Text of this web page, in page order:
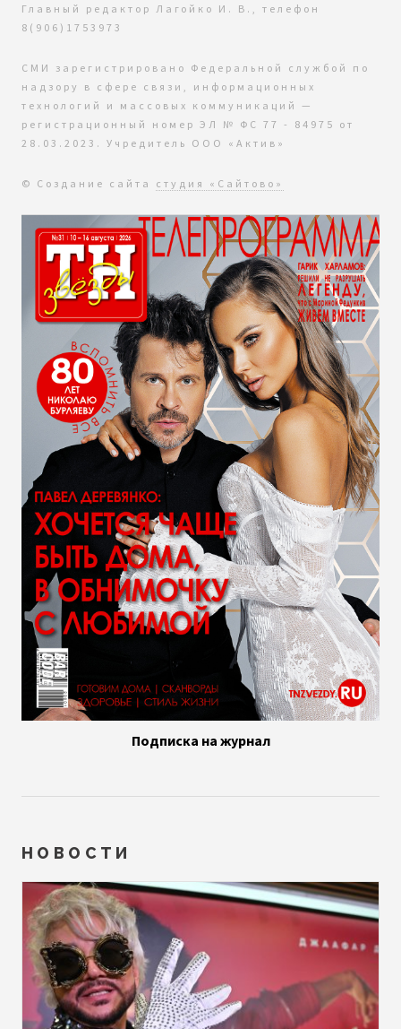
Главный редактор Лагойко И. В., телефон
8(906)1753973
СМИ зарегистрировано Федеральной службой по
надзору в сфере связи, информационных
технологий и массовых коммуникаций —
регистрационный номер ЭЛ № ФС 77 - 84975 от
28.03.2023. Учредитель ООО «Актив»
© Создание сайта студия «Сайтово»
Подписка на журнал
НОВОСТИ